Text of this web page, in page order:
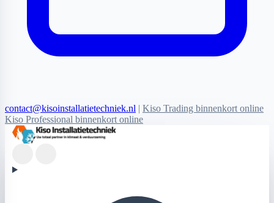
contact@kisoinstallatietechniek.nl | Kiso Trading binnenkort online
Kiso Professional binnenkort online